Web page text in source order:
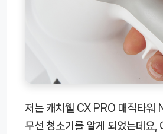
저는 캐치웰 CX PRO 매직타워
무선 청소기를 알게 되었는데요,